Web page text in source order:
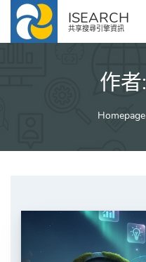
Skip
content
ISEARCH
共享搜尋引擎資訊
作者:
Homepage